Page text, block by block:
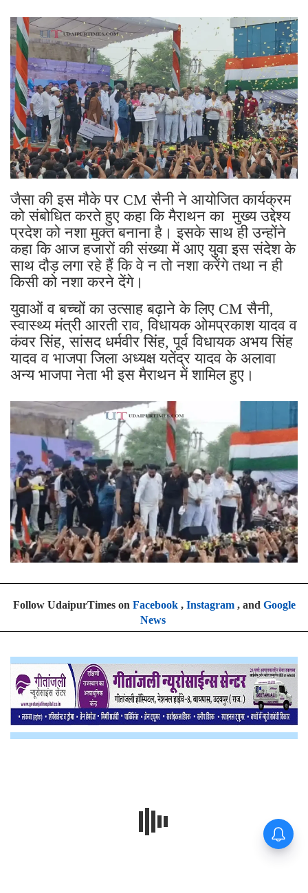
जैसा की इस मौके पर CM सैनी ने आयोजित कार्यक्रम
को संबोधित करते हुए कहा कि मैराथन का मुख्य उद्देश्य
प्रदेश को नशा मुक्त बनाना है। इसके साथ ही उन्होंने
कहा कि आज हजारों की संख्या में आए युवा इस संदेश के
साथ दौड़ लगा रहे हैं कि वे न तो नशा करेंगे तथा न ही
किसी को नशा करने देंगे।
युवाओं व बच्चों का उत्साह बढ़ाने के लिए CM सैनी,
स्वास्थ्य मंत्री आरती राव, विधायक ओमप्रकाश यादव व
कंवर सिंह, सांसद धर्मवीर सिंह, पूर्व विधायक अभय सिंह
यादव व भाजपा जिला अध्यक्ष यतेंद्र यादव के अलावा
अन्य भाजपा नेता भी इस मैराथन में शामिल हुए।
Follow UdaipurTimes on Facebook, Instagram, and Google
News